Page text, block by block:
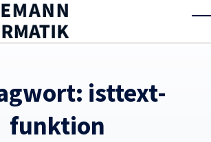
isttext-
funktion